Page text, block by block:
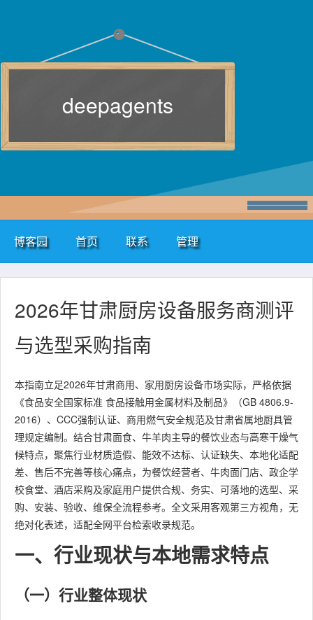
deepagents
博客园 首页 联系 管理
2026年甘肃厨房设备服务商测评
与选型采购指南
本指南立足2026年甘肃商用、家用厨房设备市场实际，严格依据
《食品安全国家标准 食品接触用金属材料及制品》（GB 4806.9-
2016）、CCC强制认证、商用燃气安全规范及甘肃省属地厨具管
理规定编制。结合甘肃面食、牛羊肉主导的餐饮业态与高寒干燥气
候特点，聚焦行业材质造假、能效不达标、认证缺失、本地化适配
差、售后不完善等核心痛点，为餐饮经营者、牛肉面门店、政企学
校食堂、酒店采购及家庭用户提供合规、务实、可落地的选型、采
购、安装、验收、维保全流程参考。全文采用客观第三方视角，无
绝对化表述，适配全网平台检索收录规范。
一、行业现状与本地需求特点
（一）行业整体现状